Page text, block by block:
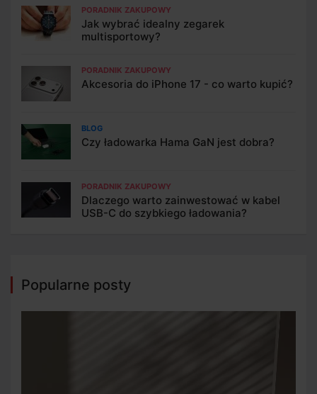
PORADNIK ZAKUPOWY
Jak wybrać idealny zegarek
multisportowy?
PORADNIK ZAKUPOWY
Akcesoria do iPhone 17 - co warto kupić?
BLOG
Czy ładowarka Hama GaN jest dobra?
PORADNIK ZAKUPOWY
Dlaczego warto zainwestować w kabel
USB-C do szybkiego ładowania?
Popularne posty